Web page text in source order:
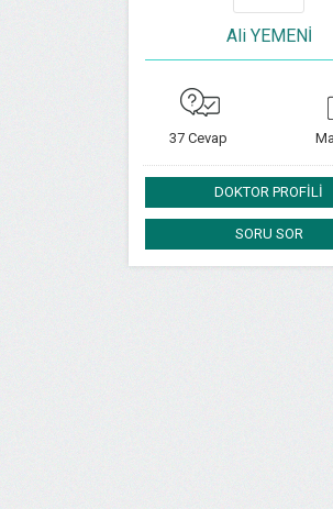
Ali YEMENİ
37 Cevap
DOKTOR PROFİLİ
SORU SOR